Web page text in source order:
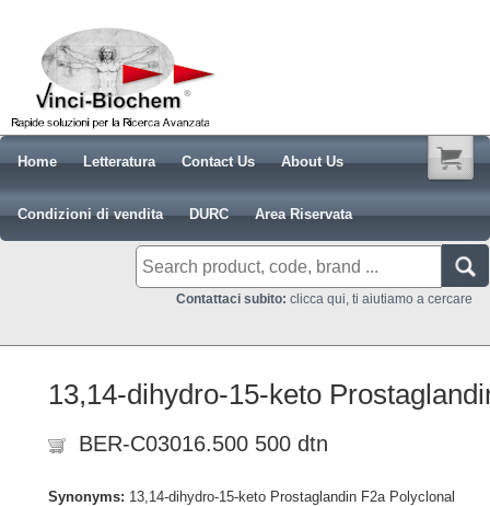
Home Letteratura Contact Us About Us
Condizioni di vendita DURC Area Riservata
Contattaci subito: clicca qui, ti aiutiamo a cercare
13,14-dihydro-15-keto
BER-C03016.500 500 dtn
Synonyms: 13,14-dihydro-15-keto Prostaglandin F2a Polyclonal